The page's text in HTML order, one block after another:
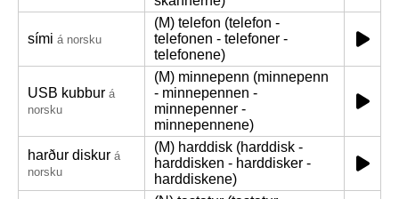
sími á norsku
(M) telefon (telefon -
telefonen - telefoner -
telefonene)
USB kubbur á
norsku
(M) minnepenn (minnepenn
- minnepennen -
minnepenner -
minnepennene)
harður diskur á
norsku
(M) harddisk (harddisk -
harddisken - harddisker -
harddiskene)